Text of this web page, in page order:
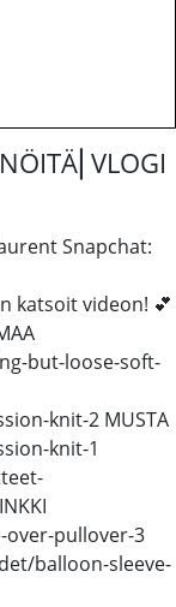
Snapchat:
katsoit videon! 💕
but-loose-soft-
knit-2 MUSTA
knit-1
pullover-3
balloon-sleeve-